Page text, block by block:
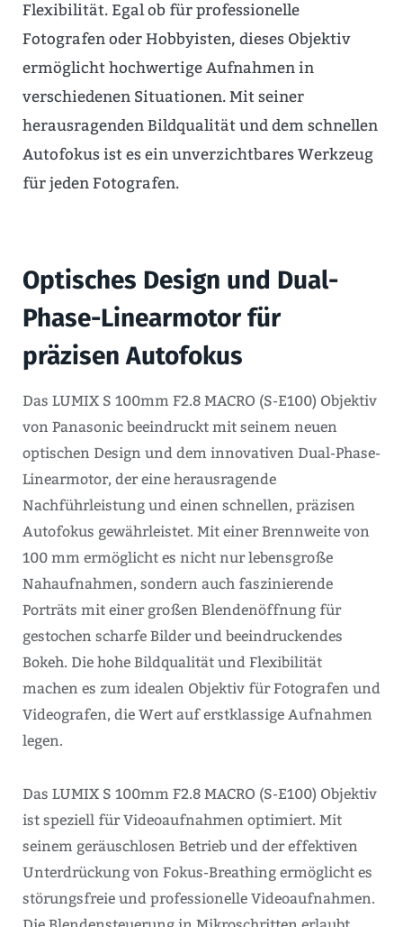
Flexibilität. Egal ob für professionelle
Fotografen oder Hobbyisten, dieses Objektiv
ermöglicht hochwertige Aufnahmen in
verschiedenen Situationen. Mit seiner
herausragenden Bildqualität und dem schnellen
Autofokus ist es ein unverzichtbares Werkzeug
für jeden Fotografen.
Optisches Design und Dual-
Phase-Linearmotor für
präzisen Autofokus
Das LUMIX S 100mm F2.8 MACRO (S-E100) Objektiv
von Panasonic beeindruckt mit seinem neuen
optischen Design und dem innovativen Dual-Phase-
Linearmotor, der eine herausragende
Nachführleistung und einen schnellen, präzisen
Autofokus gewährleistet. Mit einer Brennweite von
100 mm ermöglicht es nicht nur lebensgroße
Nahaufnahmen, sondern auch faszinierende
Porträts mit einer großen Blendenöffnung für
gestochen scharfe Bilder und beeindruckendes
Bokeh. Die hohe Bildqualität und Flexibilität
machen es zum idealen Objektiv für Fotografen und
Videografen, die Wert auf erstklassige Aufnahmen
legen.
Das LUMIX S 100mm F2.8 MACRO (S-E100) Objektiv
ist speziell für Videoaufnahmen optimiert. Mit
seinem geräuschlosen Betrieb und der effektiven
Unterdrückung von Fokus-Breathing ermöglicht es
störungsfreie und professionelle Videoaufnahmen.